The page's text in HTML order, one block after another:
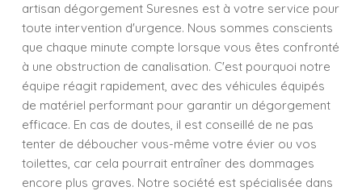
artisan dégorgement Suresnes est à votre service pour
toute intervention d'urgence. Nous sommes conscients
que chaque minute compte lorsque vous êtes confronté
à une obstruction de canalisation. C'est pourquoi notre
équipe réagit rapidement, avec des véhicules équipés
de matériel performant pour garantir un dégorgement
efficace. En cas de doutes, il est conseillé de ne pas
tenter de déboucher vous-même votre évier ou vos
toilettes, car cela pourrait entraîner des dommages
encore plus graves. Notre société est spécialisée dans